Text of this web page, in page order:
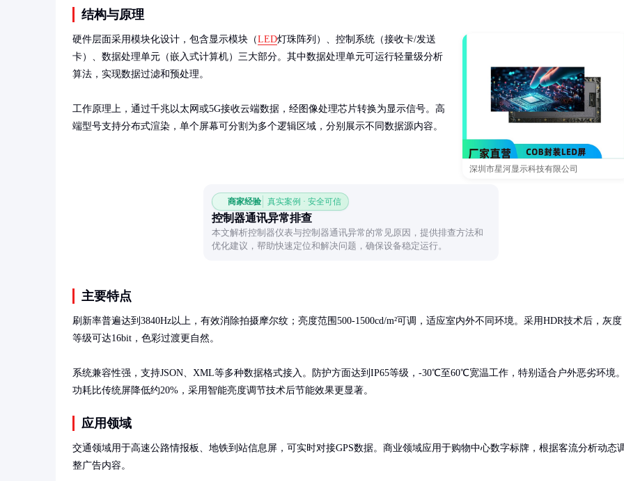
结构与原理
深圳市星河显示科技有限公司
硬件层面采用模块化设计，包含显示模块（LED灯珠阵列）、控制系统（接收卡/发送
卡）、数据处理单元（嵌入式计算机）三大部分。其中数据处理单元可运行轻量级分析
算法，实现数据过滤和预处理。
工作原理上，通过千兆以太网或5G接收云端数据，经图像处理芯片转换为显示信号。高
端型号支持分布式渲染，单个屏幕可分割为多个逻辑区域，分别展示不同数据源内容。
商家经验 真实案例 · 安全可信
控制器通讯异常排查
本文解析控制器仪表与控制器通讯异常的常见原因，提供排查方法和
优化建议，帮助快速定位和解决问题，确保设备稳定运行。
主要特点
刷新率普遍达到3840Hz以上，有效消除拍摄摩尔纹；亮度范围500-1500cd/m²可调，适应室内外不同环境。采用HDR技术后，灰度
等级可达16bit，色彩过渡更自然。
系统兼容性强，支持JSON、XML等多种数据格式接入。防护方面达到IP65等级，-30℃至60℃宽温工作，特别适合户外恶劣环境
功耗比传统屏降低约20%，采用智能亮度调节技术后节能效果更显著。
应用领域
交通领域用于高速公路情报板、地铁到站信息屏，可实时对接GPS数据。商业领域应用于购物中心数字标牌，根据客流分析动态
整广告内容。